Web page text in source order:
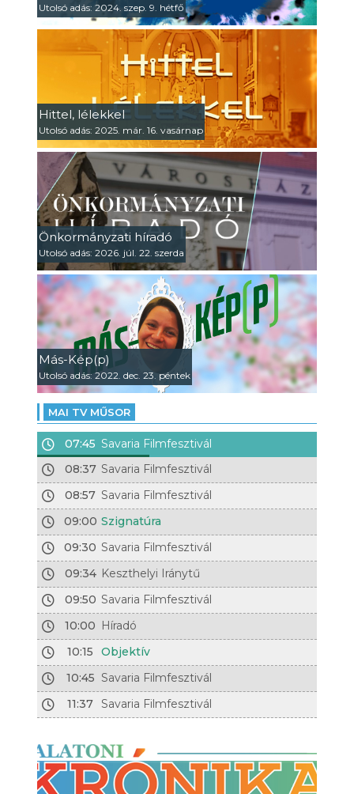
Utolsó adás: 2024. szep. 9. hétfő
Hittel, lélekkel
Utolsó adás: 2025. már. 16. vasárnap
Önkormányzati híradó
Utolsó adás: 2026. júl. 22. szerda
Más-Kép(p)
Utolsó adás: 2022. dec. 23. péntek
MAI TV MŰSOR
07:45 Savaria Filmfesztivál
08:37 Savaria Filmfesztivál
08:57 Savaria Filmfesztivál
09:00 Szignatúra
09:30 Savaria Filmfesztivál
09:34 Keszthelyi Iránytű
09:50 Savaria Filmfesztivál
10:00 Híradó
10:15
Objektív
10:45 Savaria Filmfesztivál
11:37 Savaria Filmfesztivál